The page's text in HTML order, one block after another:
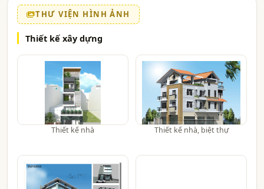
THƯ VIỆN HÌNH ẢNH
Thiết kế xây dựng
Thiết kế nhà Thiết kế nhà, biệt thự